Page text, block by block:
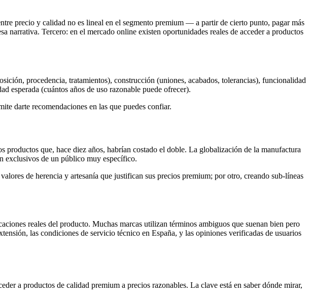
precio y calidad no es lineal en el segmento premium — a partir de cierto punto, pagar más
narrativa. Tercero: en el mercado online existen oportunidades reales de acceder a productos
procedencia, tratamientos), construcción (uniones, acabados, tolerancias), funcionalidad
esperada (cuántos años de uso razonable puede ofrecer).
darte recomendaciones en las que puedes confiar.
que, hace diez años, habrían costado el doble. La globalización de la manufactura
exclusivos de un público muy específico.
de herencia y artesanía que justifican sus precios premium; por otro, creando sub-líneas
reales del producto. Muchas marcas utilizan términos ambiguos que suenan bien pero
las condiciones de servicio técnico en España, y las opiniones verificadas de usuarios
a productos de calidad premium a precios razonables. La clave está en saber dónde mirar,